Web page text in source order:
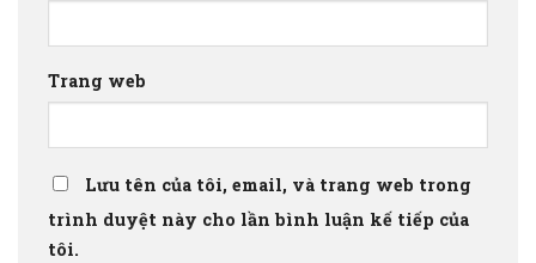
Trang web
Lưu tên của tôi, email, và trang web trong
trình duyệt này cho lần bình luận kế tiếp của
tôi.